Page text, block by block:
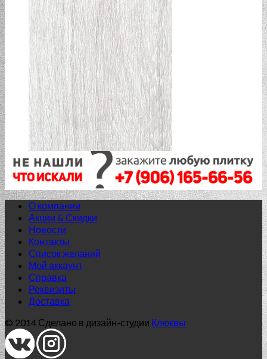
О компании
Акции & Скидки
Новости
Контакты
Список желаний
Мой аккаунт
Справка
Реквизиты
Доставка
© 2014 Сделано в дизайн-студии Клюквы